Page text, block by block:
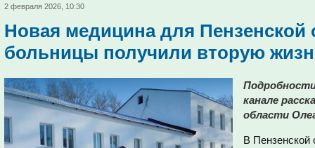
2 февраля 2026, 10:30
Новая медицина для Пензенской
больницы получили вторую
канале
области
В Пензенской